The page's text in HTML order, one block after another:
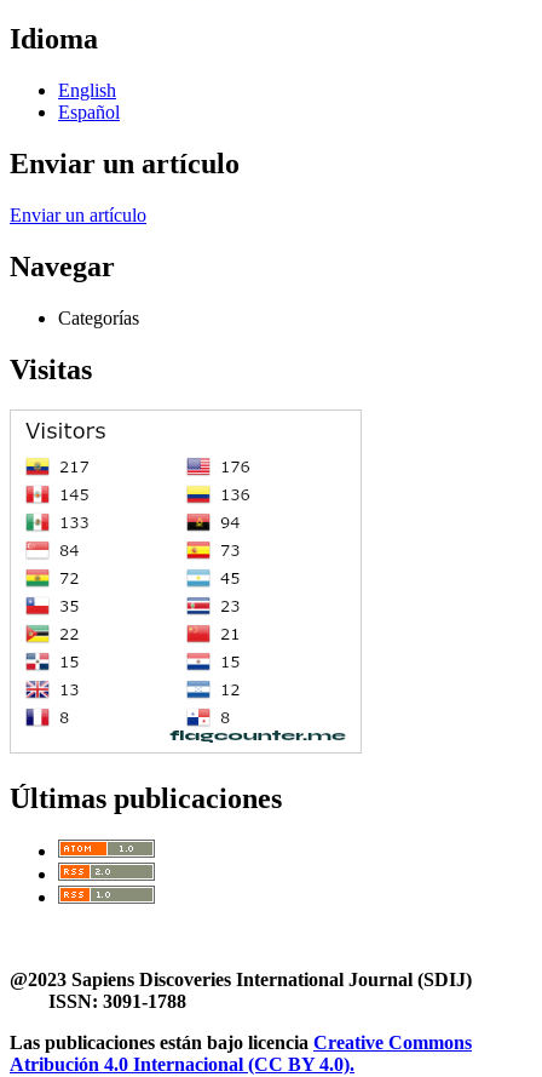
Idioma
English
Español
Enviar un artículo
Enviar un artículo
Navegar
Categorías
Visitas
Últimas publicaciones
@2023 Sapiens Discoveries International Journal (SDIJ)
ISSN: 3091-1788
Las publicaciones están bajo licencia Creative Commons
Atribución 4.0 Internacional (CC BY 4.0).